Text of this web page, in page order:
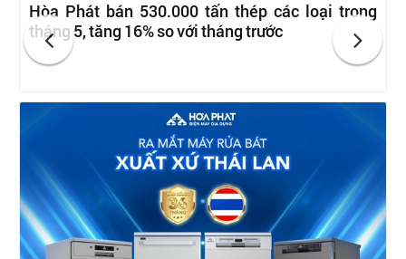
Hòa Phát bán 530.000 tấn thép các loại trong
tháng 5, tăng 16% so với tháng trước